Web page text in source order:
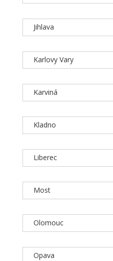
Jihlava
Karlovy Vary
Karviná
Kladno
Liberec
Most
Olomouc
Opava